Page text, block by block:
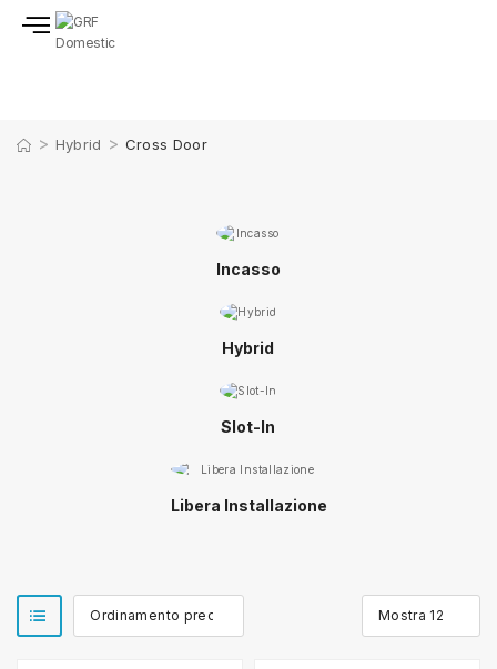
> Hybrid > Cross Door
Incasso
Hybrid
Slot-In
Libera Installazione